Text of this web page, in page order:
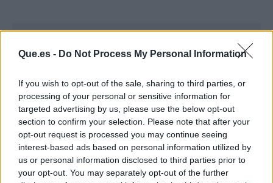
Que.es - Do Not Process My Personal Information
If you wish to opt-out of the sale, sharing to third parties, or
processing of your personal or sensitive information for
targeted advertising by us, please use the below opt-out
section to confirm your selection. Please note that after your
opt-out request is processed you may continue seeing
interest-based ads based on personal information utilized by
us or personal information disclosed to third parties prior to
your opt-out. You may separately opt-out of the further